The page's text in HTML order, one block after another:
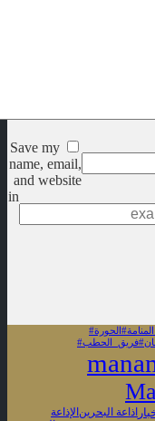
Save my
name, email,
and website
in
#الحورة
#فريق_الحطب
اذاعة البحرين الإذاعة